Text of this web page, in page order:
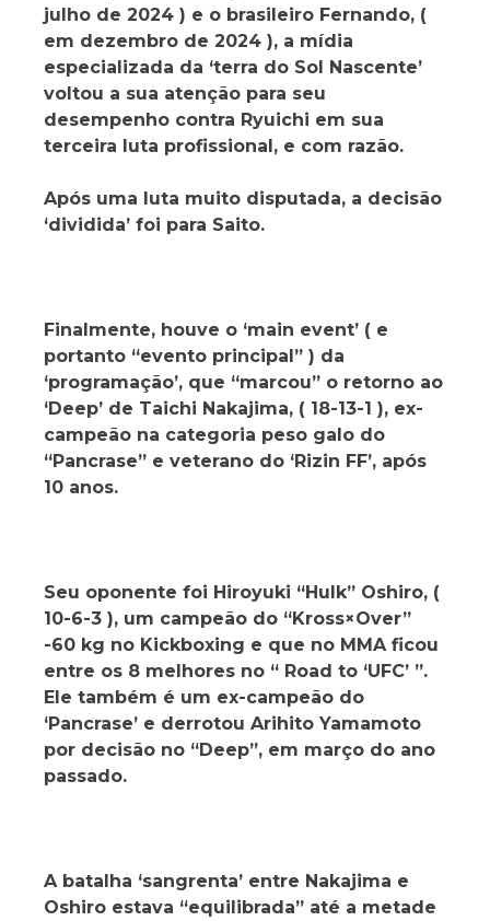
julho de 2024 ) e o brasileiro Fernando, (
em dezembro de 2024 ), a mídia
especializada da ‘terra do Sol Nascente’
voltou a sua atenção para seu
desempenho contra Ryuichi em sua
terceira luta profissional, e com razão.
Após uma luta muito disputada, a decisão
‘dividida’ foi para Saito.
Finalmente, houve o ‘main event’ ( e
portanto “evento principal” ) da
‘programação’, que “marcou” o retorno ao
‘Deep’ de Taichi Nakajima, ( 18-13-1 ), ex-
campeão na categoria peso galo do
“Pancrase” e veterano do ‘Rizin FF’, após
10 anos.
Seu oponente foi Hiroyuki “Hulk” Oshiro, (
10-6-3 ), um campeão do “Kross×Over”
-60 kg no Kickboxing e que no MMA ficou
entre os 8 melhores no “ Road to ‘UFC’ ”.
Ele também é um ex-campeão do
‘Pancrase’ e derrotou Arihito Yamamoto
por decisão no “Deep”, em março do ano
passado.
A batalha ‘sangrenta’ entre Nakajima e
Oshiro estava “equilibrada” até a metade